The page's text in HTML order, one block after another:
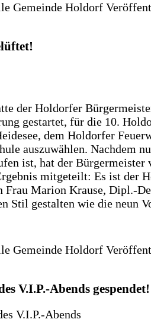
Gemeinde Holdorf
der Holdorfer
gestartet, für die 10.
dem Holdorfer
auszuwählen. Nachdem
ist, hat der Bürgermeister
mitgeteilt: Es ist der
Frau Marion Krause, Dipl.-
Stil gestalten wie die neun
Gemeinde Holdorf
V.I.P.-Abends gespendet!